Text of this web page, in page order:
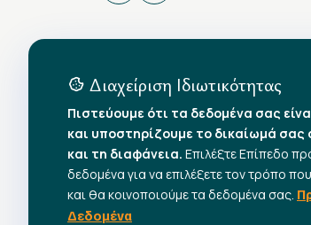
Διαχείριση Ιδιωτικότητας
Πιστεύουμε ότι τα δεδομένα σας
και υποστηρίζουμε το δικαίωμά σας
και τη διαφάνεια. Επιλέξτε Επίπεδο
δεδομένα για να επιλέξετε τον τρόπο
και θα κοινοποιούμε τα δεδομένα σας.
Δεδομένα